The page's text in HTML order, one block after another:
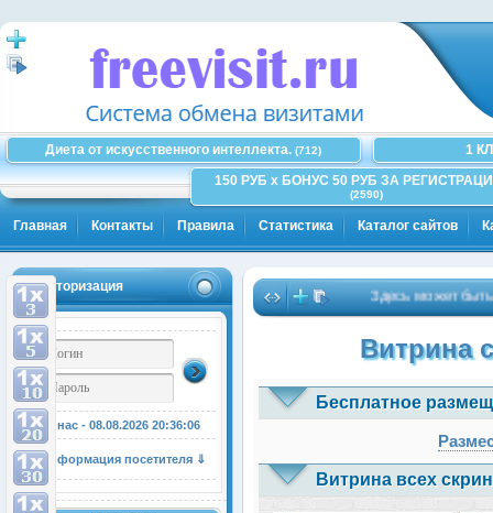
Диета от искусственного интеллекта. (712)
1
150 РУБ x БОНУС 50 РУБ ЗА
(2590)
Главная Контакты Правила Статистика Каталог сайтов
Авторизация
У нас - 08.08.2026 20:36:06
Информация посетителя ⇓
Здесь может быть
Витрина
Бесплатное
Витрина всех